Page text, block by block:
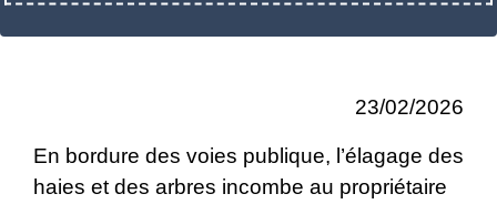
23/02/2026
En bordure des voies publique, l’élagage des
haies et des arbres incombe au propriétaire